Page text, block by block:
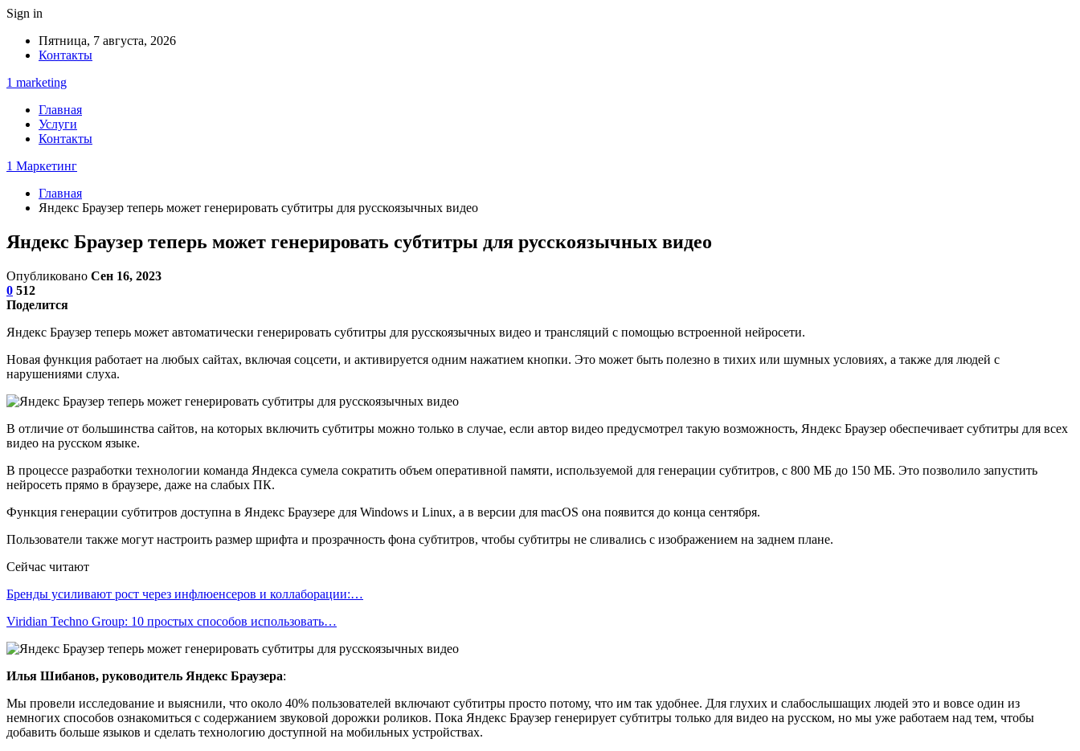
Sign in
Пятница, 7 августа, 2026
Контакты
1 marketing
Главная
Услуги
Контакты
1 Маркетинг
Главная
Яндекс Браузер теперь может генерировать субтитры для русскоязычных видео
Яндекс Браузер теперь может генерировать субтитры для русскоязычных видео
Опубликовано Сен 16, 2023
0 512
Поделится
Яндекс Браузер теперь может автоматически генерировать субтитры для русскоязычных видео и трансляций с помощью встроенной нейросети.
Новая функция работает на любых сайтах, включая соцсети, и активируется одним нажатием кнопки. Это может быть полезно в тихих или шумных условиях, а также для людей с
нарушениями слуха.
В отличие от большинства сайтов, на которых включить субтитры можно только в случае, если автор видео предусмотрел такую возможность, Яндекс Браузер обеспечивает субтитры для всех
видео на русском языке.
В процессе разработки технологии команда Яндекса сумела сократить объем оперативной памяти, используемой для генерации субтитров, с 800 МБ до 150 МБ. Это позволило запустить
нейросеть прямо в браузере, даже на слабых ПК.
Функция генерации субтитров доступна в Яндекс Браузере для Windows и Linux, а в версии для macOS она появится до конца сентября.
Пользователи также могут настроить размер шрифта и прозрачность фона субтитров, чтобы субтитры не сливались с изображением на заднем плане.
Сейчас читают
Бренды усиливают рост через инфлюенсеров и коллаборации:…
Viridian Techno Group: 10 простых способов использовать…
Илья Шибанов, руководитель Яндекс Браузера:
Мы провели исследование и выяснили, что около 40% пользователей включают субтитры просто потому, что им так удобнее. Для глухих и слабослышащих людей это и вовсе один из
немногих способов ознакомиться с содержанием звуковой дорожки роликов. Пока Яндекс Браузер генерирует субтитры только для видео на русском, но мы уже работаем над тем, чтобы
добавить больше языков и сделать технологию доступной на мобильных устройствах.